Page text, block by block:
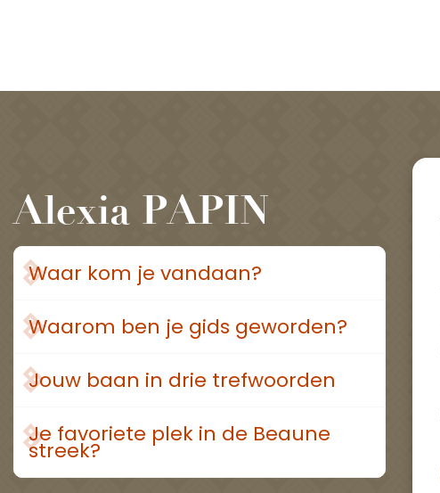
Alexia PAPIN
Waar kom je vandaan?
Waarom ben je gids geworden?
Jouw baan in drie trefwoorden
Je favoriete plek in de Beaune
streek?